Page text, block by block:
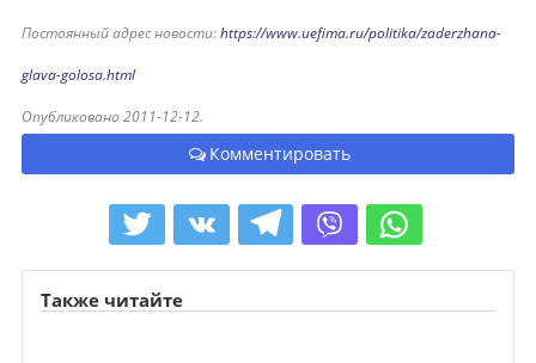
Постоянный адрес новости:https://www.uefima.ru/politika/zaderzhana-
glava-golosa.html
Опубликовано 2011-12-12.
Комментировать
Также читайте